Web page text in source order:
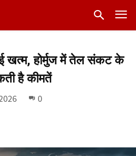
खत्म, होर्मुज में तेल संकट के
है कीमतें
0